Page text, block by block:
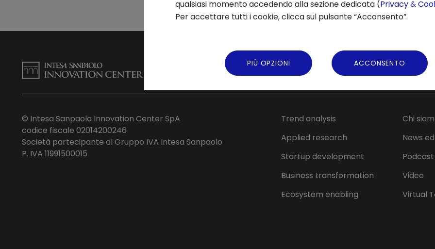
Intesa Sanpaolo Innovation Center
© Intesa Sanpaolo Innovation Center SpA
codice fiscale 02014200246
Società partecipante al Gruppo IVA Intesa Sanpaolo
P. IVA 11991500015
Trend analysis
Applied research
Startup development
Business transformation
Ecosystem enabling
Chi
News
Podcast
Video
Virtual
qualsiasi momento accedendo alla sezione dedicata (Privacy &
Per accettare tutti i cookie, clicca sul pulsante “Acconsento”.
PIÙ OPZIONI ACCONSENTO